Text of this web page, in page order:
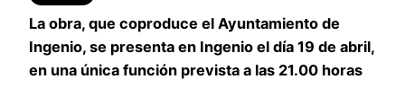
La obra, que coproduce el Ayuntamiento de
Ingenio, se presenta en Ingenio el día 19 de abril,
en una única función prevista a las 21.00 horas